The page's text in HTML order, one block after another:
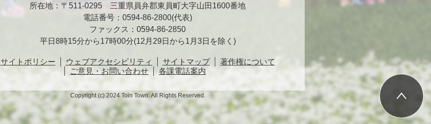
所在地：〒511-0295 三重県員弁郡東員町大字山田1600番地
電話番号：0594-86-2800(代表)
ファックス：0594-86-2850
平日8時15分から17時00分(12月29日から1月3日を除く)
サイトポリシー ウェブアクセシビリティ サイトマップ
著作権について
ご意見・お問い合わせ
各課電話案内
Copyright (c) 2024 Toin Town. All Rights Reserved.